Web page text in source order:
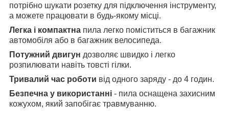
потрібно шукати розетку для підключення інструменту,
а можете працювати в будь-якому місці.
Легка і компактна пила легко поміститься в багажник
автомобіля або в багажник велосипеда.
Потужний двигун дозволяє швидко і легко
розпилювати навіть товсті гілки.
Тривалий час роботи від одного заряду - до 4 годин.
Безпечна у використанні - пила оснащена захисним
кожухом, який запобігає травмуванню.